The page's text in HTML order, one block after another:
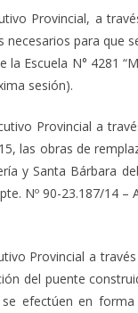
Provincial, a
para que
Escuela N° 4281
sesión).
Provincial a
las obras de
y Santa Bárbara
Nº 90-23.187/14 –
Provincial a
del puente
efectúen en